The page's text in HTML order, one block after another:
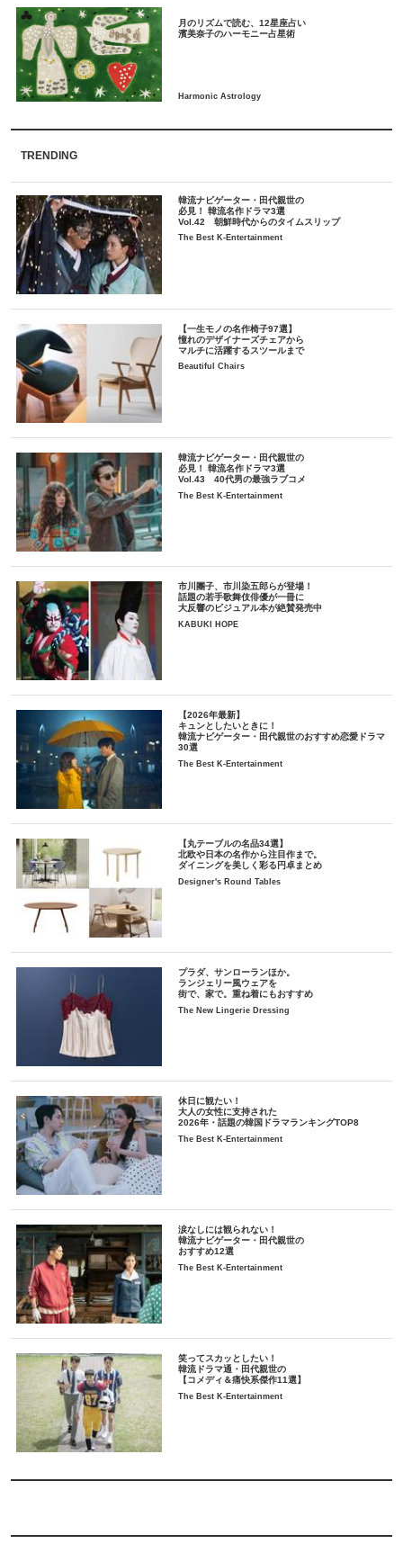
月のリズムで読む、12星座占い
TRENDING
韓流ナビゲーター・田代親世の
必見！ 韓流名作ドラマ3選
Vol.42 朝鮮時代からのタイムスリップ
The Best K-Entertainment
【一生モノの名作椅子97選】
憧れのデザイナーズチェアから
マルチに活躍するスツールまで
Beautiful Chairs
韓流ナビゲーター・田代親世の
必見！ 韓流名作ドラマ3選
Vol.43 40代男の最強ラブコメ
The Best K-Entertainment
市川團子、市川染五郎らが登場！
話題の若手歌舞伎俳優が一冊に
大反響のビジュアル本が絶賛発売中
KABUKI HOPE
【2026年最新】
キュンとしたいときに！
韓流ナビゲーター・田代親世のおすすめ恋愛ドラマ
30選
The Best K-Entertainment
【丸テーブルの名品34選】
北欧や日本の名作から注目作まで。
ダイニングを美しく彩る円卓まとめ
Designer's Round Tables
プラダ、サンローランほか。
ランジェリー風ウェアを
街で、家で。重ね着にもおすすめ
The New Lingerie Dressing
休日に観たい！
大人の女性に支持された
2026年・話題の韓国ドラマランキングTOP8
The Best K-Entertainment
涙なしには観られない！
韓流ナビゲーター・田代親世の
おすすめ12選
The Best K-Entertainment
笑ってスカッとしたい！
韓流ドラマ通・田代親世の
【コメディ＆痛快系傑作11選】
The Best K-Entertainment